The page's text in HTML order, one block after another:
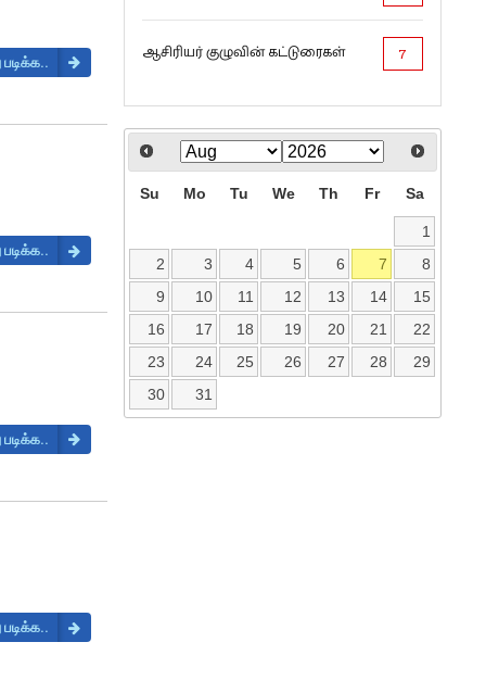
படிக்க..
படிக்க..
படிக்க..
படிக்க..
ஆசிரியர் குழுவின் கட்டுரைகள் 7
Su Mo Tu We Th Fr Sa
1
2
3 4 5 6 7
8
9
10 11 12 13 14
15
16
17 18 19 20 21
22
23
24 25 26 27 28
29
30
31